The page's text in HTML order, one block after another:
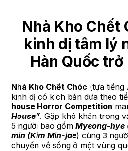
Nhà Kho Chết
kinh dị tâm lý
Hàn Quốc
Nhà Kho Chết Chóc (tựa tiếng
kinh dị có kịch bản dựa theo
house Horror Competition
House”. Gặp khó khăn trong
5 người bao gồm Myeong-hye
min (Kim Min-jae) cùng 3
chuyển về sống ở một vùng